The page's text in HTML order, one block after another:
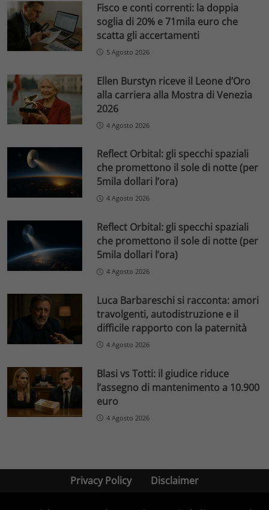
Fisco e conti correnti: la doppia
soglia di 20% e 71mila euro che
scatta gli accertamenti
5 Agosto 2026
Ellen Burstyn riceve il Leone d’Oro
alla carriera alla Mostra di Venezia
2026
4 Agosto 2026
Reflect Orbital: gli specchi spaziali
che promettono il sole di notte (per
5mila dollari l’ora)
4 Agosto 2026
Reflect Orbital: gli specchi spaziali
che promettono il sole di notte (per
5mila dollari l’ora)
4 Agosto 2026
Luca Barbareschi si racconta: amori
travolgenti, autodistruzione e il
difficile rapporto con la paternità
4 Agosto 2026
Blasi vs Totti: il giudice riduce
l’assegno di mantenimento a 10.900
euro
4 Agosto 2026
Privacy Policy Disclaimer